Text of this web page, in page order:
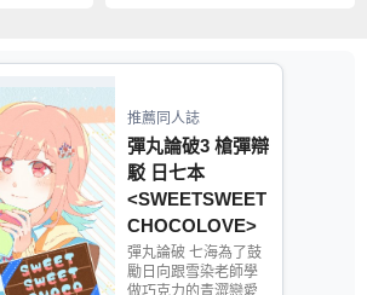
推薦同人誌
彈丸論破3 槍彈辯
駁 日七本
<SWEETSWEET
CHOCOLOVE>
彈丸論破 七海為了鼓
勵日向跟雪染老師學
做巧克力的青澀戀愛